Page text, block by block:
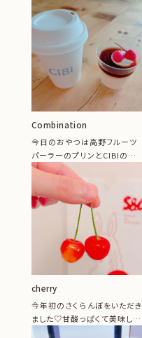
が、サイズもメロンも甘くて最
高に美味...
Combination
今日のおやつは高野フルーツ
パーラーのプリンとCIBIのラ
テ。皆さんの最高の組み合わ
cherry
今年初のさくらんぼをいただき
ました♡甘酸っぱくて美味し
い〜